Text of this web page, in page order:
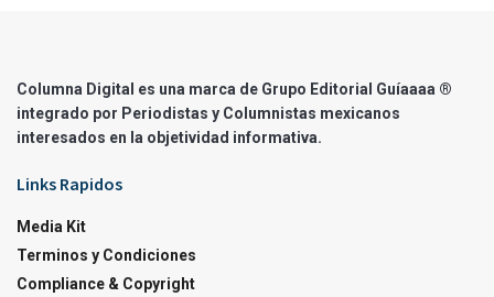
Columna Digital es una marca de Grupo Editorial Guíaaaa ®
integrado por Periodistas y Columnistas mexicanos
interesados en la objetividad informativa.
Links Rapidos
Media Kit
Terminos y Condiciones
Compliance & Copyright